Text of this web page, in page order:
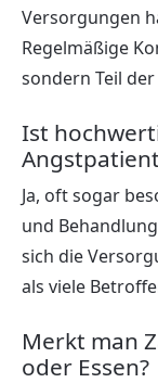
Versorgungen
Regelmäßige
sondern Teil
Ist
Ja, oft sogar
und
sich die
als viele
Merkt man
oder Essen?